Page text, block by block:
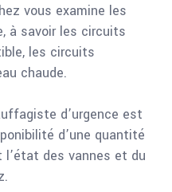
vous examine les
à savoir les circuits
les circuits
chaude.
d’urgence est
d’une quantité
des vannes et du